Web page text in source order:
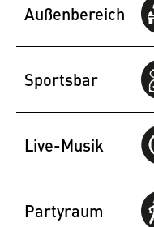
Außenbereich
Sportsbar
Live-Musik
Partyraum